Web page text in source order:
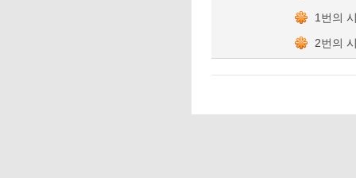
1번의
2번의